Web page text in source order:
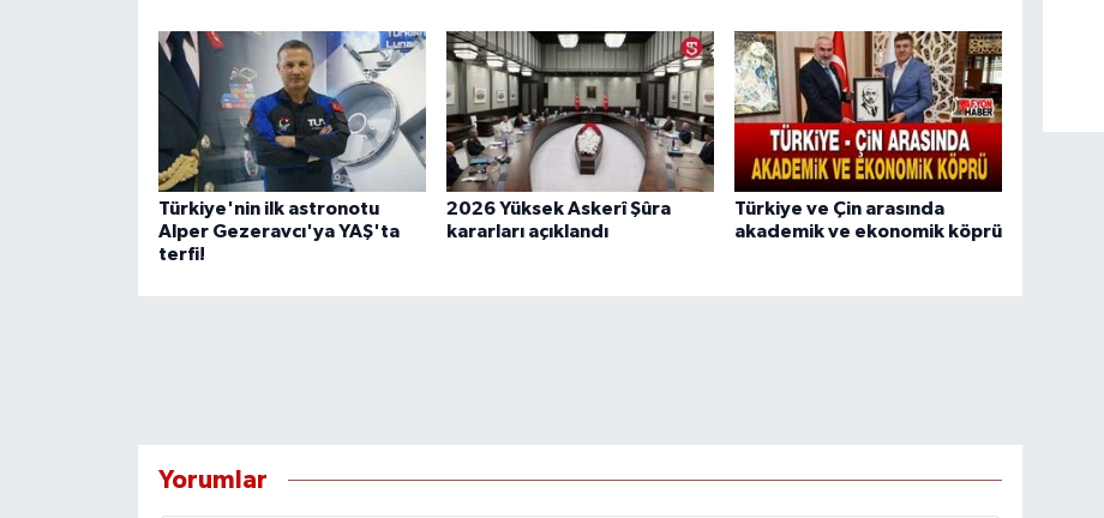
Türkiye'nin ilk astronotu
Alper Gezeravcı'ya YAŞ'ta
terfi!
2026 Yüksek Askerî Şûra
kararları açıklandı
Türkiye ve Çin arasında
akademik ve ekonomik köprü
Yorumlar